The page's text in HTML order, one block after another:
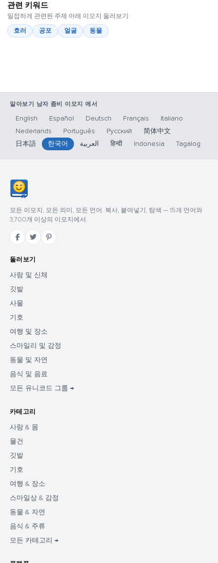
관련 키워드
밀접하게 관련된 주제 아래 이모지 둘러보기:
호러
공포 얼굴 동물
알아보기 남자 좀비 이모지 에서
English Español Deutsch Français
Italiano
Nederlands
Português Русский
简体中文
日本語
한국어 العربية हिन्दी Indonesia Tagalog
모든 이모지, 모든 의미, 모든 언어. 복사, 붙여넣기, 탐색 — 15개 언어와
3,700개 이상의 이모지에서.
둘러보기
사람 및 신체
깃발
사물
기호
여행 및 장소
스마일리 및 감정
동물 및 자연
음식 및 음료
모든 유니코드 그룹 →
카테고리
사람 & 몸
물건
깃발
기호
여행 & 장소
스마일상 & 감정
동물 & 자연
음식 & 주류
모든 카테고리 →